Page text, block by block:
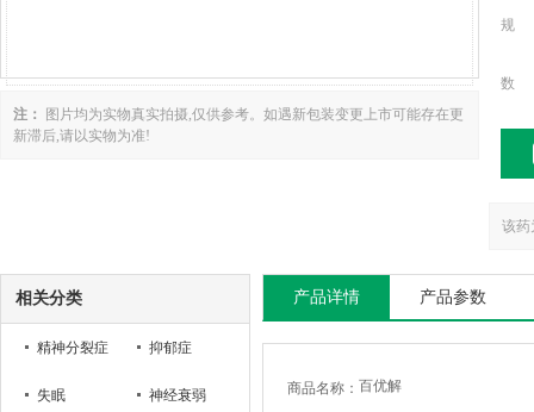
注：
图片均为实物真实拍摄,仅供参考。如遇新包装变更上市可能存在更
新滞后,请以实物为准!
规
数
该药
相关分类
精神分裂症 抑郁症
失眠 神经衰弱
产品详情 产品参数
商品名称： 百优解